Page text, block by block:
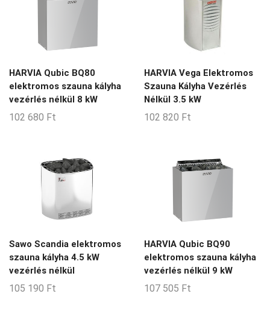
HARVIA Qubic BQ80
elektromos szauna kályha
vezérlés nélkül 8 kW
102 680 Ft
HARVIA Vega Elektromos
Szauna Kályha Vezérlés
Nélkül 3.5 kW
102 820 Ft
Sawo Scandia elektromos
szauna kályha 4.5 kW
vezérlés nélkül
105 190 Ft
HARVIA Qubic BQ90
elektromos szauna kályha
vezérlés nélkül 9 kW
107 505 Ft